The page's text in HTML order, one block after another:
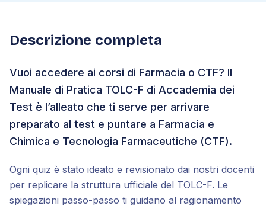
Descrizione completa
Vuoi accedere ai corsi di Farmacia o CTF? Il
Manuale di Pratica TOLC-F di Accademia dei
Test è l’alleato che ti serve per arrivare
preparato al test e puntare a Farmacia e
Chimica e Tecnologia Farmaceutiche (CTF).
Ogni quiz è stato ideato e revisionato dai nostri docenti
per replicare la struttura ufficiale del TOLC-F. Le
spiegazioni passo-passo ti guidano al ragionamento